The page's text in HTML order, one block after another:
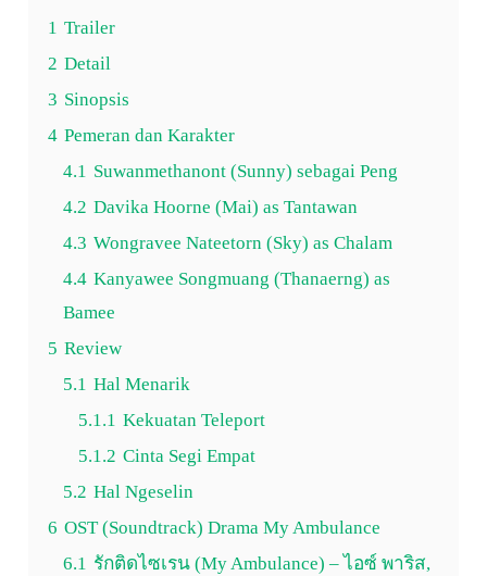
1 Trailer
2 Detail
3 Sinopsis
4 Pemeran dan Karakter
4.1 Suwanmethanont (Sunny) sebagai Peng
4.2 Davika Hoorne (Mai) as Tantawan
4.3 Wongravee Nateetorn (Sky) as Chalam
4.4 Kanyawee Songmuang (Thanaerng) as
Bamee
5 Review
5.1 Hal Menarik
5.1.1 Kekuatan Teleport
5.1.2 Cinta Segi Empat
5.2 Hal Ngeselin
6 OST (Soundtrack) Drama My Ambulance
6.1 รักติดไซเรน (My Ambulance) – ไอซ์ พาริส,